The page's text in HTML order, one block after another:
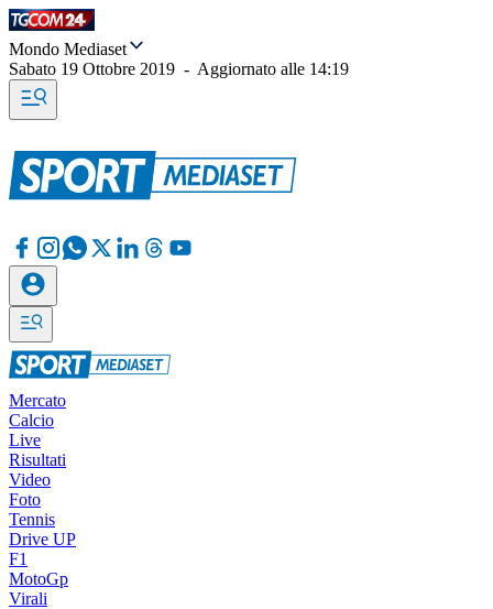
Mondo Mediaset
Sabato 19 Ottobre 2019 - Aggiornato alle 14:19
Mercato
Calcio
Live
Risultati
Video
Foto
Tennis
Drive UP
F1
MotoGp
Virali